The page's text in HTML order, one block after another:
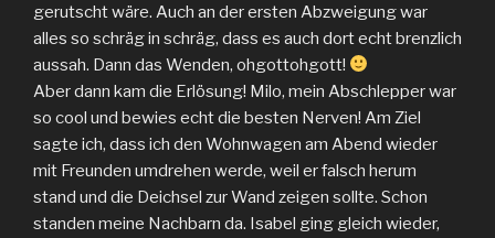
gerutscht wäre. Auch an der ersten Abzweigung war
alles so schräg in schräg, dass es auch dort echt brenzlich
aussah. Dann das Wenden, ohgottohgott!
Aber dann kam die Erlösung! Milo, mein Abschlepper war
so cool und bewies echt die besten Nerven! Am Ziel
sagte ich, dass ich den Wohnwagen am Abend wieder
mit Freunden umdrehen werde, weil er falsch herum
stand und die Deichsel zur Wand zeigen sollte. Schon
standen meine Nachbarn da. Isabel ging gleich wieder,